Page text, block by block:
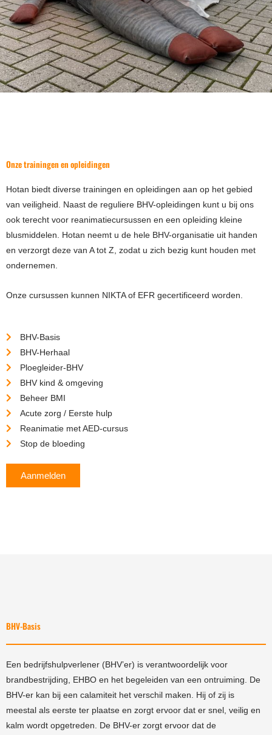
Onze trainingen en opleidingen
Hotan biedt diverse trainingen en opleidingen aan op het gebied
van veiligheid. Naast de reguliere BHV-opleidingen kunt u bij ons
ook terecht voor reanimatiecursussen en een opleiding kleine
blusmiddelen. Hotan neemt u de hele BHV-organisatie uit handen
en verzorgt deze van A tot Z, zodat u zich bezig kunt houden met
ondernemen.
Onze cursussen kunnen NIKTA of EFR gecertificeerd worden.
BHV-Basis
BHV-Herhaal
Ploegleider-BHV
BHV kind & omgeving
Beheer BMI
Acute zorg / Eerste hulp
Reanimatie met AED-cursus
Stop de bloeding
Aanmelden
BHV-Basis
Een bedrijfshulpverlener (BHV’er) is verantwoordelijk voor
brandbestrijding, EHBO en het begeleiden van een ontruiming. De
BHV-er kan bij een calamiteit het verschil maken. Hij of zij is
meestal als eerste ter plaatse en zorgt ervoor dat er snel, veilig en
kalm wordt opgetreden. De BHV-er zorgt ervoor dat de